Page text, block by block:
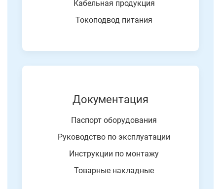
Кабельная продукция
Токоподвод питания
Документация
Паспорт оборудования
Руководство по эксплуатации
Инструкции по монтажу
Товарные накладные